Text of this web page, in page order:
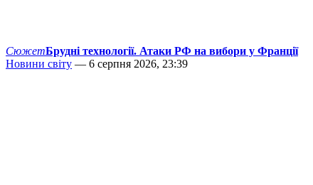
СюжетБрудні технології. Атаки РФ на вибори у Франції
Новини світу — 6 серпня 2026, 23:39